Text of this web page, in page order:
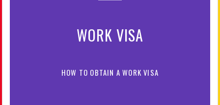
WORK VISA
HOW TO OBTAIN A WORK VISA